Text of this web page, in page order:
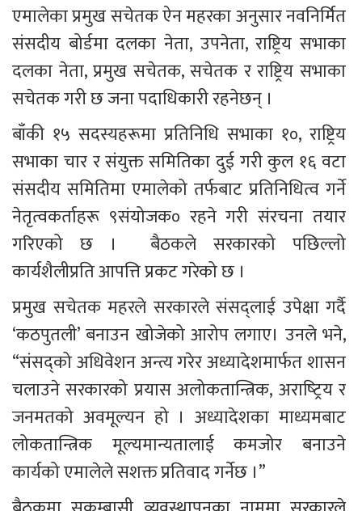
एमालेका प्रमुख सचेतक ऐन महरका अनुसार नवनिर्मित
संसदीय बोर्डमा दलका नेता, उपनेता, राष्ट्रिय सभाका
दलका नेता, प्रमुख सचेतक, सचेतक र राष्ट्रिय सभाका
सचेतक गरी छ जना पदाधिकारी रहनेछन् ।
बाँकी १५ सदस्यहरूमा प्रतिनिधि सभाका १०, राष्ट्रिय
सभाका चार र संयुक्त समितिका दुई गरी कुल १६ वटा
संसदीय समितिमा एमालेको तर्फबाट प्रतिनिधित्व गर्ने
नेतृत्वकर्ताहरू ९संयोजक० रहने गरी संरचना तयार
गरिएको छ ।  बैठकले सरकारको पछिल्लो
कार्यशैलीप्रति आपत्ति प्रकट गरेको छ ।
प्रमुख सचेतक महरले सरकारले संसद्लाई उपेक्षा गर्दै
‘कठपुतली’ बनाउन खोजेको आरोप लगाए। उनले भने,
“संसद्को अधिवेशन अन्त्य गरेर अध्यादेशमार्फत शासन
चलाउने सरकारको प्रयास अलोकतान्त्रिक, अराष्‍ट्रिय र
जनमतको अवमूल्यन हो । अध्यादेशका माध्यमबाट
लोकतान्त्रिक मूल्यमान्यतालाई कमजोर बनाउने
कार्यको एमालेले सशक्त प्रतिवाद गर्नेछ ।”